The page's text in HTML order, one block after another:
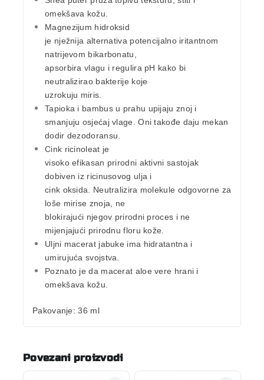
omekšava kožu.
Magnezijum hidroksid
je nježnija alternativa potencijalno iritantnom
natrijevom bikarbonatu,
apsorbira vlagu i regulira pH kako bi
neutralizirao bakterije koje
uzrokuju miris.
Tapioka i bambus u prahu upijaju znoj i
smanjuju osjećaj vlage. Oni takođe daju mekan
dodir dezodoransu.
Cink ricinoleat je
visoko efikasan prirodni aktivni sastojak
dobiven iz ricinusovog ulja i
cink oksida. Neutralizira molekule odgovorne za
loše mirise znoja, ne
blokirajući njegov prirodni proces i ne
mijenjajući prirodnu floru kože.
Uljni macerat jabuke ima hidratantna i
umirujuća svojstva.
Poznato je da macerat aloe vere hrani i
omekšava kožu.
Pakovanje: 36 ml
Povezani proizvodi